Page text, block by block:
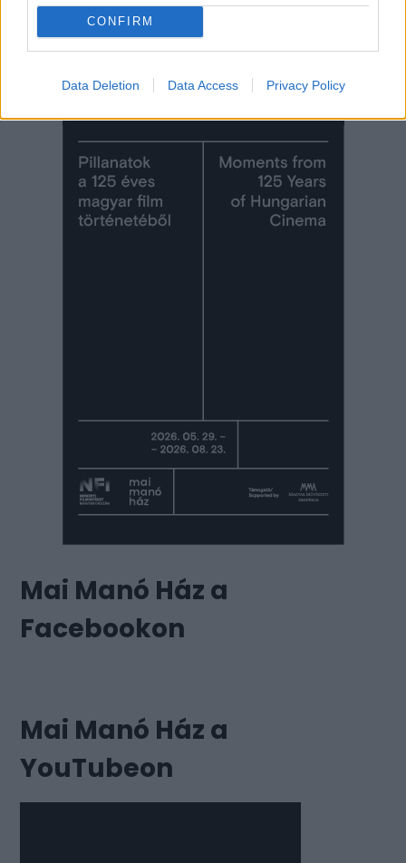
CONFIRM
Data Deletion Data Access Privacy Policy
Mai Manó Ház a
Facebookon
Mai Manó Ház a
YouTubeon